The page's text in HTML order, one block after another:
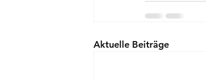
Aktuelle Beiträge